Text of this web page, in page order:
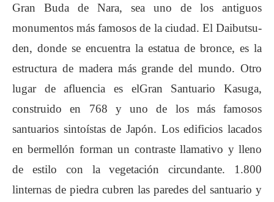
Gran Buda de Nara, sea uno de los antiguos
monumentos más famosos de la ciudad. El Daibutsu-
den, donde se encuentra la estatua de bronce, es la
estructura de madera más grande del mundo. Otro
lugar de afluencia es elGran Santuario Kasuga,
construido en 768 y uno de los más famosos
santuarios sintoístas de Japón. Los edificios lacados
en bermellón forman un contraste llamativo y lleno
de estilo con la vegetación circundante. 1.800
linternas de piedra cubren las paredes del santuario y